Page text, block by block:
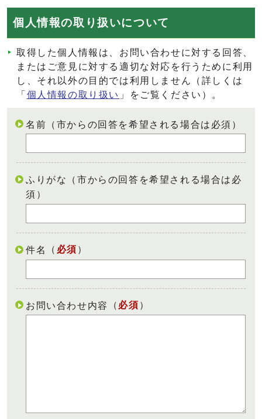
個人情報の取り扱いについて
取得した個人情報は、お問い合わせに対する回答、
またはご意見に対する適切な対応を行うために利用
し、それ以外の目的では利用しません（詳しくは
「 個人情報の取り扱い 」をご覧ください）。
名前（市からの回答を希望される場合は必須）
ふりがな（市からの回答を希望される場合は必
須）
件名 （ 必須 ）
お問い合わせ内容 （ 必須 ）